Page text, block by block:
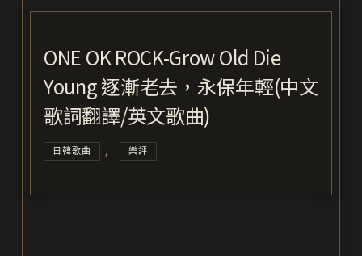
ONE OK ROCK-Grow Old Die
Young 逐漸老去，永保年輕(中文
歌詞翻譯/英文歌曲)
日韓歌曲 , 樂評